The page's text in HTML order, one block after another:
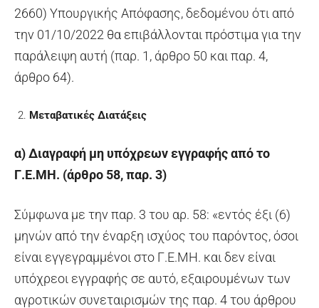
2660) Υπουργικής Απόφασης, δεδομένου ότι από
την 01/10/2022 θα επιβάλλονται πρόστιμα για την
παράλειψη αυτή (παρ. 1, άρθρο 50 και παρ. 4,
άρθρο 64).
Μεταβατικές Διατάξεις
α) Διαγραφή μη υπόχρεων εγγραφής από το
Γ.Ε.ΜΗ. (άρθρο 58, παρ. 3)
Σύμφωνα με την παρ. 3 του αρ. 58: «εντός έξι (6)
μηνών από την έναρξη ισχύος του παρόντος, όσοι
είναι εγγεγραμμένοι στο Γ.Ε.ΜΗ. και δεν είναι
υπόχρεοι εγγραφής σε αυτό, εξαιρουμένων των
αγροτικών συνεταιρισμών της παρ. 4 του άρθρου